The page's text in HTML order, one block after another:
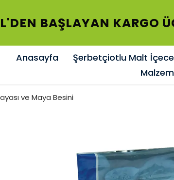
BAŞLAYAN KARGO
Anasayfa Şerbetçiotlu Malt
ve Maya Besini